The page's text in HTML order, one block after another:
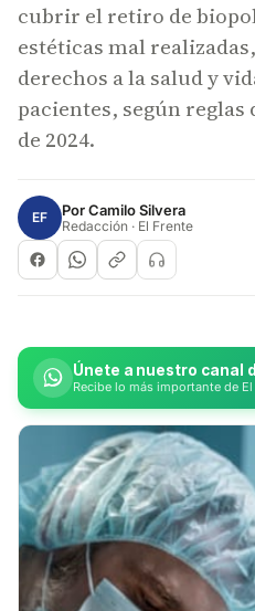
cubrir el retiro de
estéticas mal
derechos a la salud y
pacientes, según reglas
de 2024.
EF PorCamilo Silvera
Redacción · El Frente
Únete a nuestro canal
Recibe lo más importante de